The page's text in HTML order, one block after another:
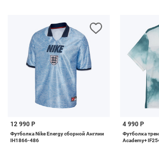
12 990 Р
Футболка Nike Energy сборной Англии
IH1866-486
4 990 Р
Футболка
Academy+